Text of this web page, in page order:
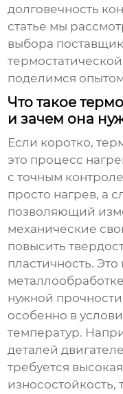
долговечность
статье мы
выбора
поделимся
Что такое
и зачем она
Если коротко,
это процесс
с точным
просто нагрев, а
позволяющий
механические
повысить
пластичность.
нужной
особенно в
температур.
деталей
требуется
износостойкость,